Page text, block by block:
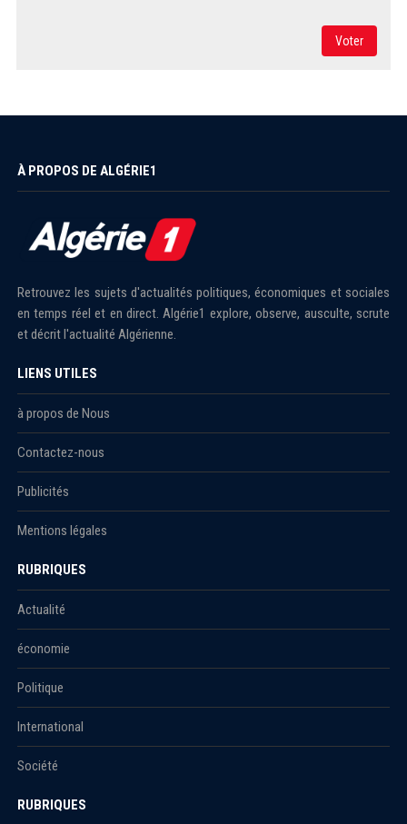
Voter
À PROPOS DE ALGÉRIE1
Retrouvez les sujets d'actualités politiques, économiques et sociales
en temps réel et en direct. Algérie1 explore, observe, ausculte, scrute
et décrit l'actualité Algérienne.
LIENS UTILES
à propos de Nous
Contactez-nous
Publicités
Mentions légales
RUBRIQUES
Actualité
économie
Politique
International
Société
RUBRIQUES